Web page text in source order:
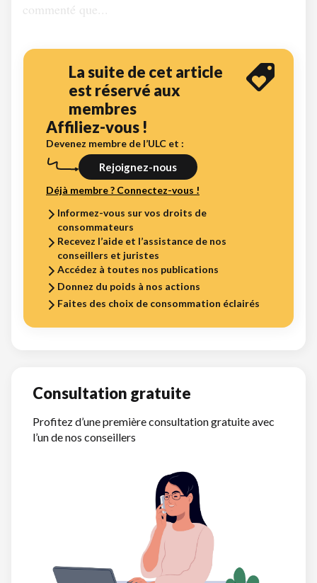
commenté que...
La suite de cet article
est réservé aux
membres
Affiliez-vous !
Devenez membre de l’ULC et :
Rejoignez-nous
Déjà membre ? Connectez-vous !
Informez-vous sur vos droits de
consommateurs
Recevez l’aide et l’assistance de nos
conseillers et juristes
Accédez à toutes nos publications
Donnez du poids à nos actions
Faites des choix de consommation éclairés
Consultation gratuite
Profitez d’une première consultation gratuite avec
l’un de nos conseillers